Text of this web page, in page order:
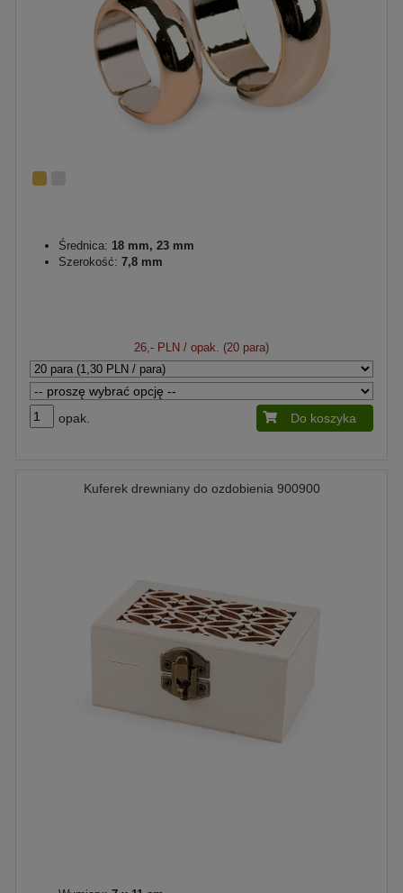
Średnica: 18 mm, 23 mm
Szerokość: 7,8 mm
26,- PLN / opak. (20 para)
opak. Do koszyka
Kuferek drewniany do ozdobienia 900900